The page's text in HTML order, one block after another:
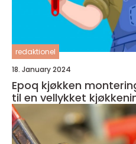
redaktionel
18. January 2024
Epoq kjøkken
til en vellykket